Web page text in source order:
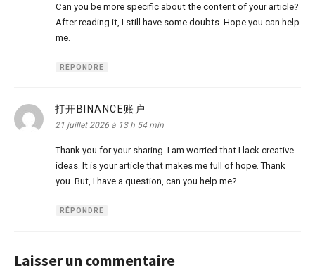
Can you be more specific about the content of your article?
After reading it, I still have some doubts. Hope you can help
me.
RÉPONDRE
打开BINANCE账户
21 juillet 2026 à 13 h 54 min
Thank you for your sharing. I am worried that I lack creative
ideas. It is your article that makes me full of hope. Thank
you. But, I have a question, can you help me?
RÉPONDRE
Laisser un commentaire